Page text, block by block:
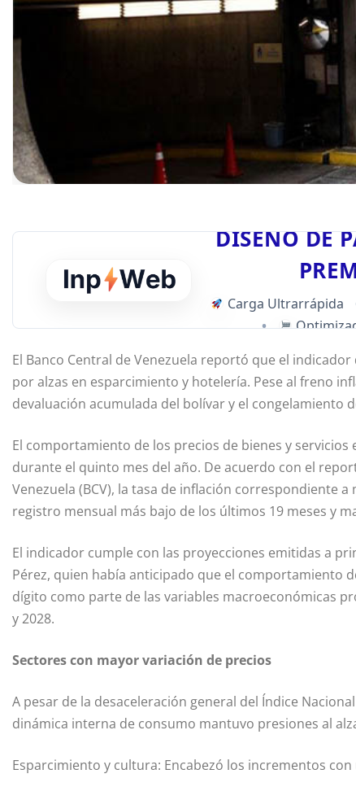
DISEÑO DE
Carga Ultrarrápida
•
El Banco Central de Venezuela reportó que el
por alzas en esparcimiento y hotelería. Pese al freno
devaluación acumulada del bolívar y el congelamiento
El comportamiento de los precios de bienes y
durante el quinto mes del año. De acuerdo con el
Venezuela (BCV), la tasa de inflación correspondiente
registro mensual más bajo de los últimos 19 meses y
El indicador cumple con las proyecciones emitidas a
Pérez, quien había anticipado que el comportamiento
dígito como parte de las variables macroeconómicas
y 2028.
Sectores con mayor variación de precios
A pesar de la desaceleración general del Índice
dinámica interna de consumo mantuvo presiones al
Esparcimiento y cultura: Encabezó los incrementos con